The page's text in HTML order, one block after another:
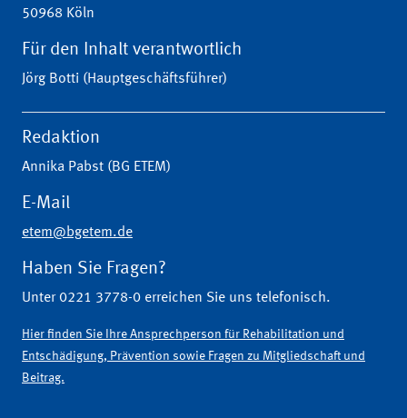
50968 Köln
Für den Inhalt verantwortlich
Jörg Botti (Hauptgeschäftsführer)
Redaktion
Annika Pabst (BG ETEM)
E-Mail
etem@bgetem.de
Haben Sie Fragen?
Unter 0221 3778-0 erreichen Sie uns telefonisch.
Hier finden Sie Ihre Ansprechperson für Rehabilitation und
Entschädigung, Prävention sowie Fragen zu Mitgliedschaft und
Beitrag.